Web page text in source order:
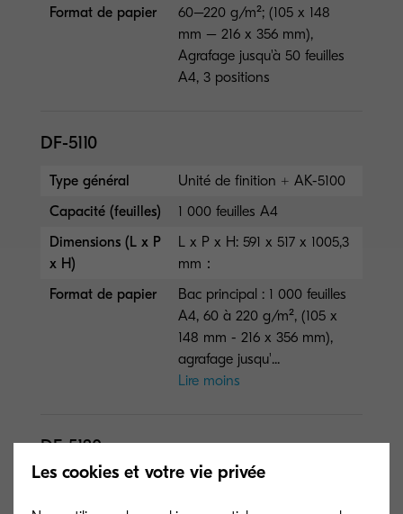
Format de papier
60–220 g/m²; (105 x 148
mm – 216 x 356 mm),
Agrafage jusqu'à 50 feuilles
A4, 3 positions
DF-5110
Type général
Unité de finition + AK-5100
Capacité (feuilles)
1 000 feuilles A4
Dimensions (L x P
x H)
L x P x H: 591 x 517 x 1005,3
mm：
Format de papier
Bac principal : 1 000 feuilles
A4, 60 à 220 g/m², (105 x
148 mm - 216 x 356 mm),
agrafage jusqu'...
Lire moins
DF-5120
Unité de finition + AK-5100
Les cookies et votre vie privée